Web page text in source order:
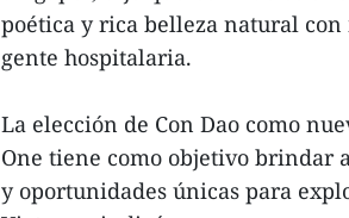
poética y rica belleza natural
gente hospitalaria.
La elección de Con Dao como
One tiene como objetivo brindar
y oportunidades únicas para